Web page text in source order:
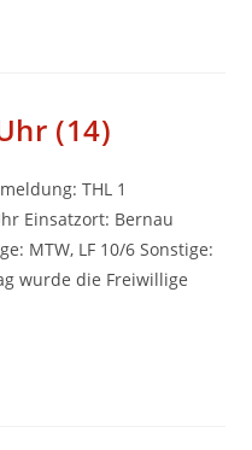
(14)
THL 1
Einsatzort: Bernau
MTW, LF 10/6 Sonstige:
wurde die Freiwillige